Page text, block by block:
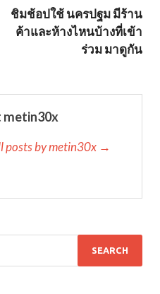
ชิมช้อปใช้ นครปฐม มีร้าน
ค้าและห้างไหนบ้างที่เข้า
ร่วม มาดูกัน
metin30x
posts by metin30x →